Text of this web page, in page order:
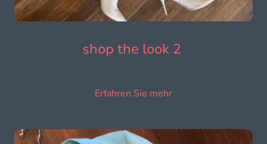
shop the look 2
Erfahren Sie mehr